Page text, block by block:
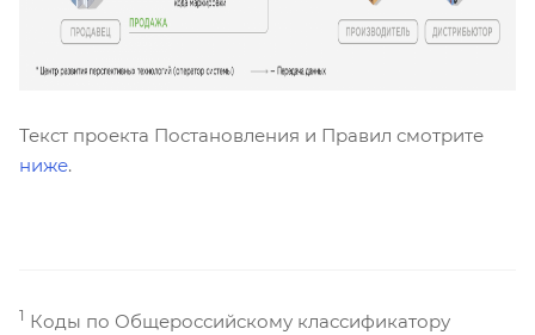
Текст проекта Постановления и Правил смотрите
ниже.
1 Коды по Общероссийскому классификатору